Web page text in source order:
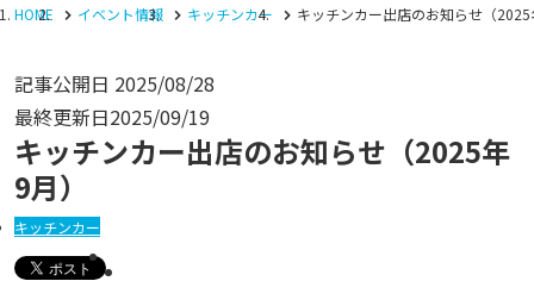
HOME イベント情報 キッチンカー キッチンカー出店のお知らせ（
記事公開日 2025/08/28
最終更新日2025/09/19
キッチンカー出店のお知らせ（2025年
9月）
キッチンカー